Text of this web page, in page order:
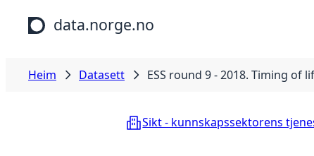
Hopp til hovudinnhald
data.norge.no
Heim Datasett ESS round 9 - 2018. Timing of
Sikt - kunnskapssektorens